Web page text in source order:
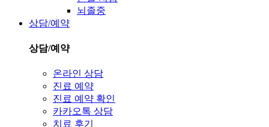
뇌졸중
상담/예약
상담/예약
온라인 상담
진료 예약
진료 예약 확인
카카오톡 상담
치료 후기